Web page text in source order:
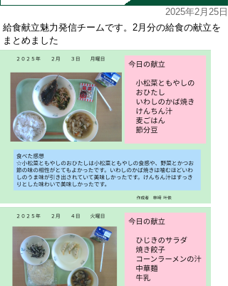
2025年2月25日
給食献立魅力発信チームです。2月分の給食の献立を
まとめました